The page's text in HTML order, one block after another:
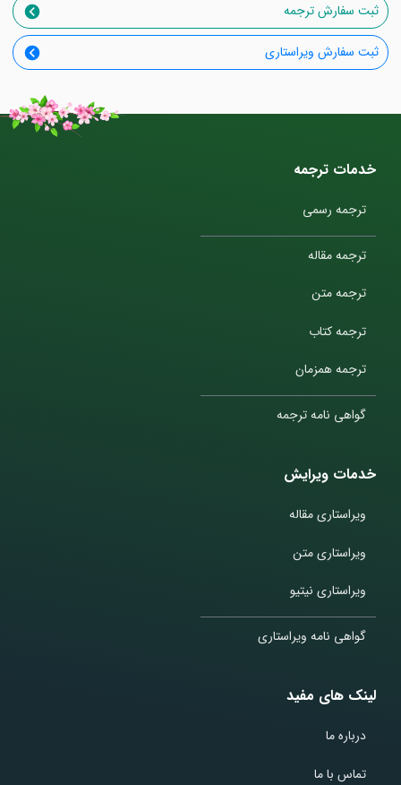
ثبت سفارش ترجمه
ثبت سفارش ویراستاری
خدمات ترجمه
ترجمه رسمی
ترجمه مقاله
ترجمه متن
ترجمه کتاب
ترجمه همزمان
گواهی نامه ترجمه
خدمات ویرایش
ویراستاری مقاله
ویراستاری متن
ویراستاری نیتیو
گواهی نامه ویراستاری
لینک های مفید
درباره ما
تماس با ما